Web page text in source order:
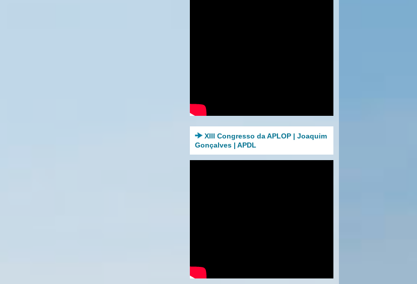
XIII Congresso da APLOP | Joaquim
Gonçalves | APDL